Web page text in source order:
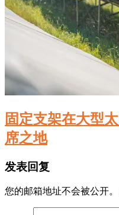
固定支架在大型
席之地
发表回复
您的邮箱地址不会被公开。